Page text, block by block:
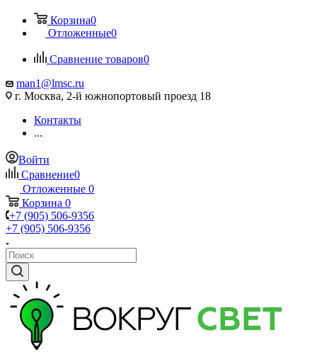
Корзина0
Отложенные0
Сравнение товаров0
man1@lmsc.ru
г. Москва, 2-й южнопортовый проезд 18
Контакты
...
Войти
Сравнение0
Отложенные 0
Корзина 0
+7 (905) 506-9356
+7 (905) 506-9356